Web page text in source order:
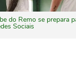
do Remo se prepara
Sociais